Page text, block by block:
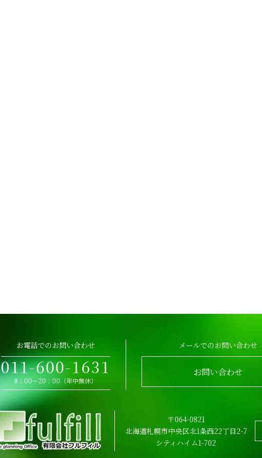
お電話でのお問い合わせ
011-600-1631
8：00～20：00（年中無休）
メールでのお問い合わせ
お問い合わせ
〒064-0821
北海道札幌市中央区北1条西22丁目2-7
シティハイム1-702